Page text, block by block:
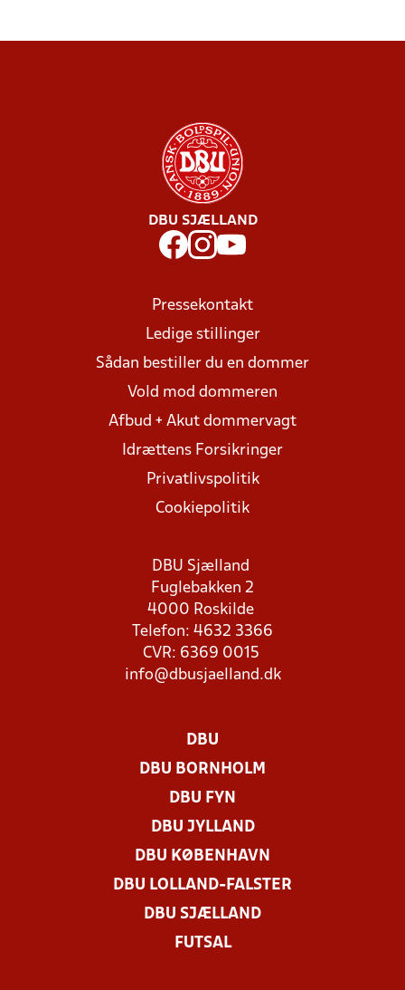
DBU SJÆLLAND
Pressekontakt
Ledige stillinger
Sådan bestiller du en dommer
Vold mod dommeren
Afbud + Akut dommervagt
Idrættens Forsikringer
Privatlivspolitik
Cookiepolitik
DBU Sjælland
Fuglebakken 2
4000 Roskilde
Telefon: 4632 3366
CVR: 6369 0015
info@dbusjaelland.dk
DBU
DBU BORNHOLM
DBU FYN
DBU JYLLAND
DBU KØBENHAVN
DBU LOLLAND-FALSTER
DBU SJÆLLAND
FUTSAL